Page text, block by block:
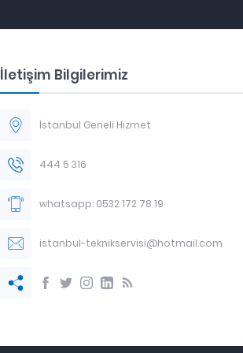
İletişim Bilgilerimiz
İstanbul Geneli Hizmet
444 5 316
whatsapp: 0532 172 78 19
istanbul-teknikservisi@hotmail.com